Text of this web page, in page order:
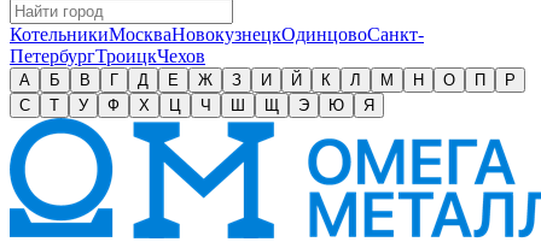
КотельникиМоскваНовокузнецкОдинцовоСанкт-
ПетербургТроицкЧехов
А Б В Г Д Е Ж З И Й К Л М Н О П
Р
С
Т У Ф Х Ц Ч Ш Щ Э Ю Я